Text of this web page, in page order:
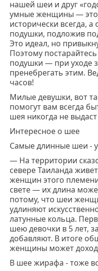
нашей шеи и друг
умные женщины ― это
исторически всегда, а
подушки, подложив
Это идеал, но
Поэтому
подушки ― при уходе
пренебрегать этим.
часов!
Милые девушки, вот
помогут вам всегда
шея никогда не
Интересное о шее
Самые длинные шеи -
— На территории
севере Таиланда
женщин этого
свете ― их длина
потому, что шеи
удлиняют
латунные кольца.
шею девочки в 5 лет,
добавляют. В итоге
женщины может
В шее жирафа - тоже